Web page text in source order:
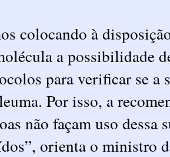
colocando à
a possibilidade
para verificar se a
Por isso, a
não façam uso
orienta o ministro